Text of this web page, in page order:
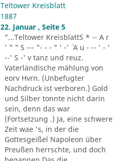
Teltower Kreisblatt
1887
22. Januar , Seite 5
"...Teltower KreisblattS * -- A r
' " " S --- "- - - " ' -' ´ A u - -- ' - '
--' S -' v tanz und reuz.
Vaterländische mählung von
eorv Hvrn. (Unbefugter
Nachdruck ist verboren.) Gold
und Silber tonnte nicht darin
sein, denn das war
(Fortsetzung .) Ja, eine schwere
Zeit wae 's, in der die
Gottesgeißel Napoleon über
Preußen herrschte, und doch